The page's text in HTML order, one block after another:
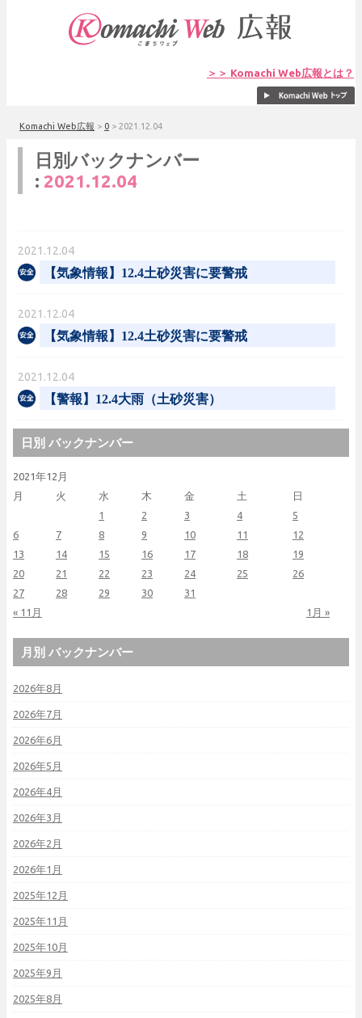
＞＞ Komachi Web広報とは？
Komachi Web広報 > 0 > 2021.12.04
日別バックナンバー
: 2021.12.04
2021.12.04
【気象情報】12.4土砂災害に要警戒
2021.12.04
【気象情報】12.4土砂災害に要警戒
2021.12.04
【警報】12.4大雨（土砂災害）
日別 バックナンバー
2021年12月
月
火 水 木 金 土 日
« 11月 1月 »
1 2 3 4
5
6
7 8 9 10 11
12
13
14 15 16 17 18
19
20
21 22 23 24 25
26
27
28 29 30 31
月別 バックナンバー
2026年8月
2026年7月
2026年6月
2026年5月
2026年4月
2026年3月
2026年2月
2026年1月
2025年12月
2025年11月
2025年10月
2025年9月
2025年8月